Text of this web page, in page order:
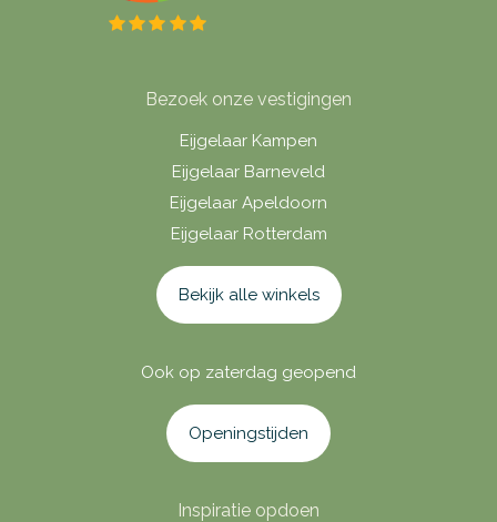
Bezoek onze vestigingen
Eijgelaar Kampen
Eijgelaar Barneveld
Eijgelaar Apeldoorn
Eijgelaar Rotterdam
Bekijk alle winkels
Ook op zaterdag geopend
Openingstijden
Inspiratie opdoen